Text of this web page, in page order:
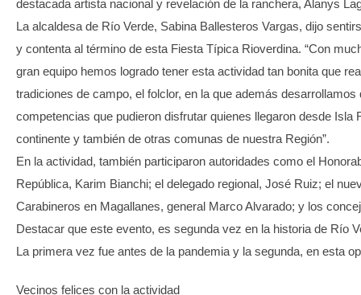
destacada artista nacional y revelación de la ranchera, Alanys
La alcaldesa de Río Verde, Sabina Ballesteros Vargas, dijo
y contenta al término de esta Fiesta Típica Rioverdina. “Con
gran equipo hemos logrado tener esta actividad tan bonita que
tradiciones de campo, el folclor, en la que además desarrollamos
competencias que pudieron disfrutar quienes llegaron desde Isla
continente y también de otras comunas de nuestra Región”.
En la actividad, también participaron autoridades como el
República, Karim Bianchi; el delegado regional, José Ruiz; el
Carabineros en Magallanes, general Marco Alvarado; y los
Destacar que este evento, es segunda vez en la historia de Río
La primera vez fue antes de la pandemia y la segunda, en esta
Vecinos felices con la actividad